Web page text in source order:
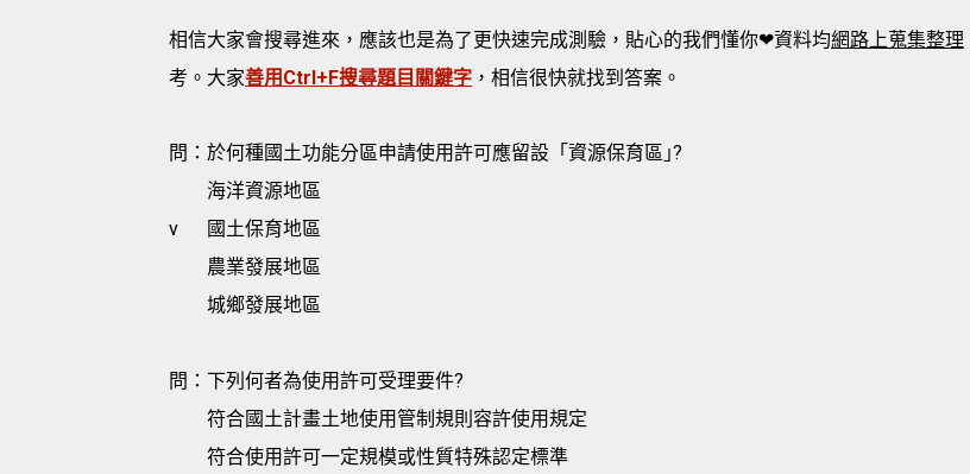
相信大家會搜尋進來，應該也是為了更快速完成測驗，貼心的我們懂你❤資料均網路上蒐集整理
考。大家善用Ctrl+F搜尋題目關鍵字 ，相信很快就找到答案。
問：於何種國土功能分區申請使用許可應留設「資源保育區｣?
海洋資源地區
v
國土保育地區
農業發展地區
城鄉發展地區
問：下列何者為使用許可受理要件?
符合國土計畫土地使用管制規則容許使用規定
符合使用許可一定規模或性質特殊認定標準